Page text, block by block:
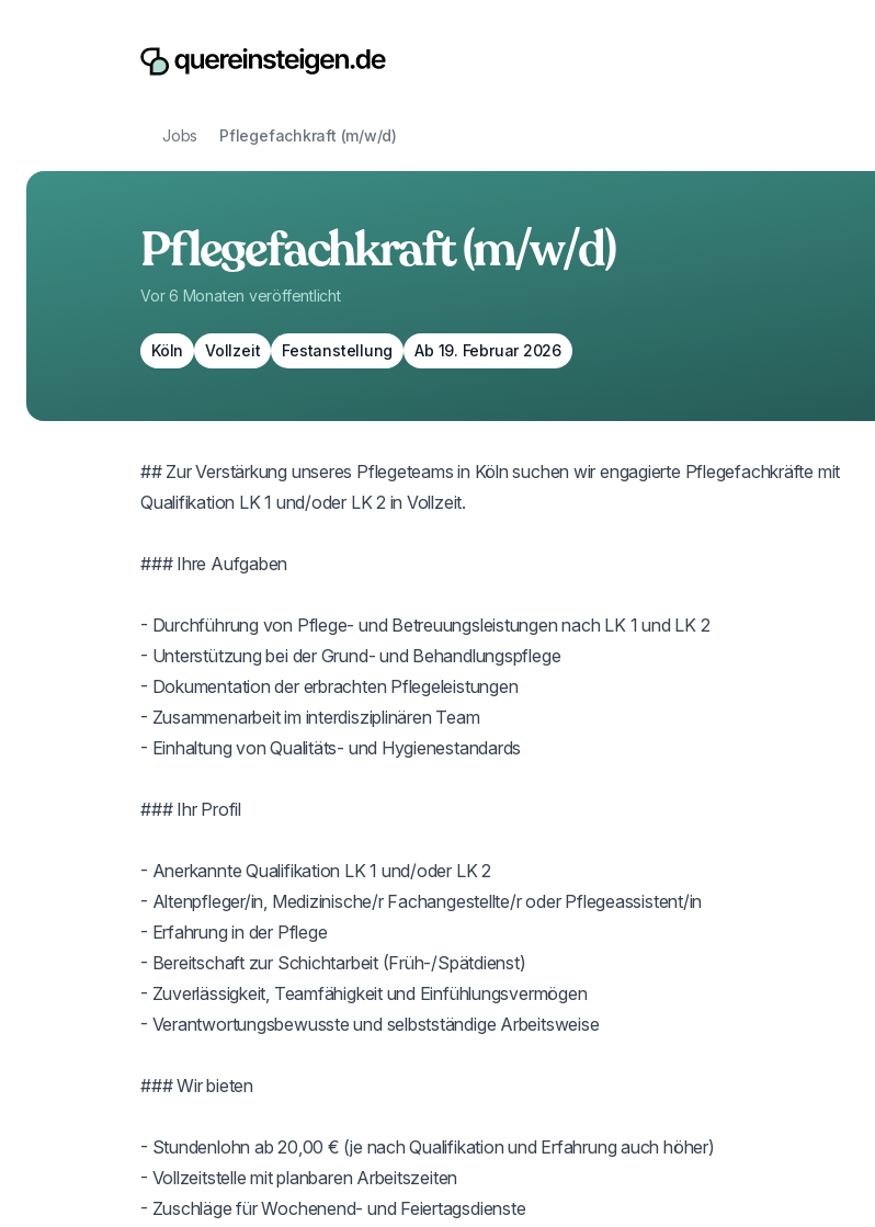
Jobs Pflegefachkraft (m/w/d)
Pflegefachkraft (m/w/d)
Vor 6 Monaten veröffentlicht
Köln Vollzeit Festanstellung Ab 19. Februar 2026
## Zur Verstärkung unseres Pflegeteams in Köln suchen wir engagierte Pflegefachkräfte mit
Qualifikation LK 1 und/oder LK 2 in Vollzeit.
### Ihre Aufgaben
- Durchführung von Pflege- und Betreuungsleistungen nach LK 1 und LK 2
- Unterstützung bei der Grund- und Behandlungspflege
- Dokumentation der erbrachten Pflegeleistungen
- Zusammenarbeit im interdisziplinären Team
- Einhaltung von Qualitäts- und Hygienestandards
### Ihr Profil
- Anerkannte Qualifikation LK 1 und/oder LK 2
- Altenpfleger/in, Medizinische/r Fachangestellte/r oder Pflegeassistent/in
- Erfahrung in der Pflege
- Bereitschaft zur Schichtarbeit (Früh-/Spätdienst)
- Zuverlässigkeit, Teamfähigkeit und Einfühlungsvermögen
- Verantwortungsbewusste und selbstständige Arbeitsweise
### Wir bieten
- Stundenlohn ab 20,00 € (je nach Qualifikation und Erfahrung auch höher)
- Vollzeitstelle mit planbaren Arbeitszeiten
- Zuschläge für Wochenend- und Feiertagsdienste